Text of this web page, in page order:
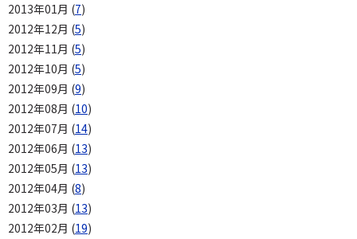
2013年01月 (7)
2012年12月 (5)
2012年11月 (5)
2012年10月 (5)
2012年09月 (9)
2012年08月 (10)
2012年07月 (14)
2012年06月 (13)
2012年05月 (13)
2012年04月 (8)
2012年03月 (13)
2012年02月 (19)